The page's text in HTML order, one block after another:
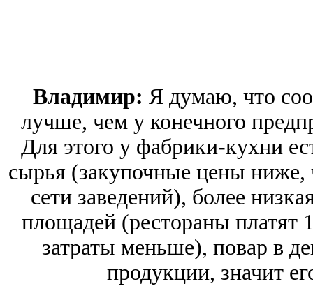
Владимир: Я думаю, что
лучше, чем у конечного
Для этого у фабрики-кухни
сырья (закупочные цены ниже,
сети заведений), более
площадей (рестораны платят
затраты меньше), повар в
продукции, значит